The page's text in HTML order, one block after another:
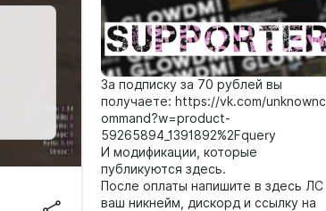
За подписку за 70 рублей вы
получаете: https://vk.com/unknownc
ommand?w=product-
59265894_1391892%2Fquery
И модификации, которые
публикуются здесь.
После оплаты напишите в здесь ЛС
ваш никнейм, дискорд и ссылку на